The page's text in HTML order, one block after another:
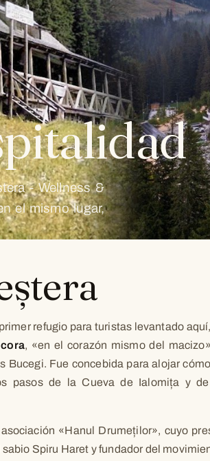
- Wellness &
el mismo lugar,
refugio para turistas levantado
, «en el corazón mismo del
Bucegi. Fue concebida para alojar
pasos de la Cueva de Ialomița y
«Hanul Drumeților», cuyo
sabio Spiru Haret y fundador del